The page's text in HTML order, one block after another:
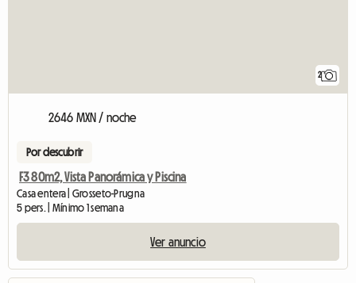
2
2646 MXN / noche
Por descubrir
F3 80m2, Vista Panorámica y Piscina
Casa entera | Grosseto-Prugna
5 pers. | Mínimo 1 semana
Ver anuncio